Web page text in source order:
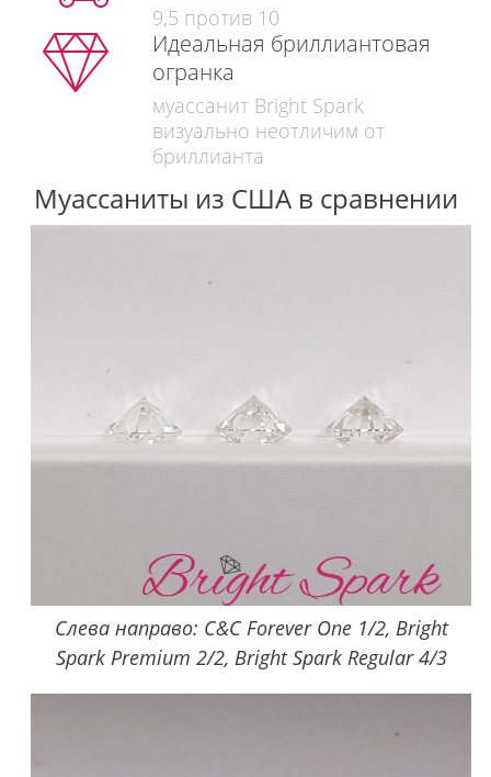
9,5 против 10
Идеальная бриллиантовая
огранка
муассанит Bright Spark
визуально неотличим от
бриллианта
Муассаниты из США в сравнении
Слева направо: C&C Forever One 1/2, Bright
Spark Premium 2/2, Bright Spark Regular 4/3